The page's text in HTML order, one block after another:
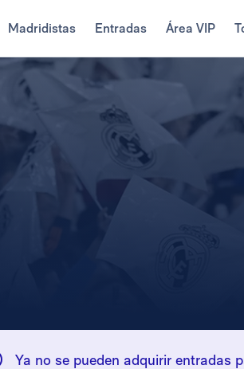
Madridistas Entradas Área VIP
Ya no se pueden adquirir entradas